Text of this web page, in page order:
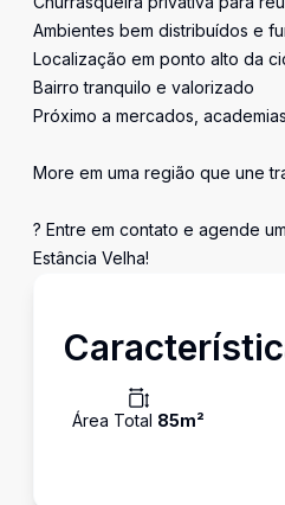
Ambientes bem distribuídos e
Localização em ponto alto da
Bairro tranquilo e valorizado
Próximo a mercados,
More em uma região que une
? Entre em contato e agende
Estância Velha!
Área Total 85m²